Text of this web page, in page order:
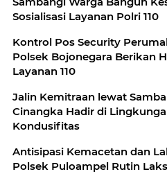
Sosialisasi Layanan Polri 110
Kontrol Pos Security
Polsek Bojonegara Berikan
Layanan 110
Jalin Kemitraan lewat
Cinangka Hadir di
Kondusifitas
Antisipasi Kemacetan dan
Polsek Puloampel Rutin